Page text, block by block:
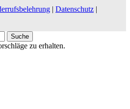
| Datenschutz |
Suche
zu erhalten.